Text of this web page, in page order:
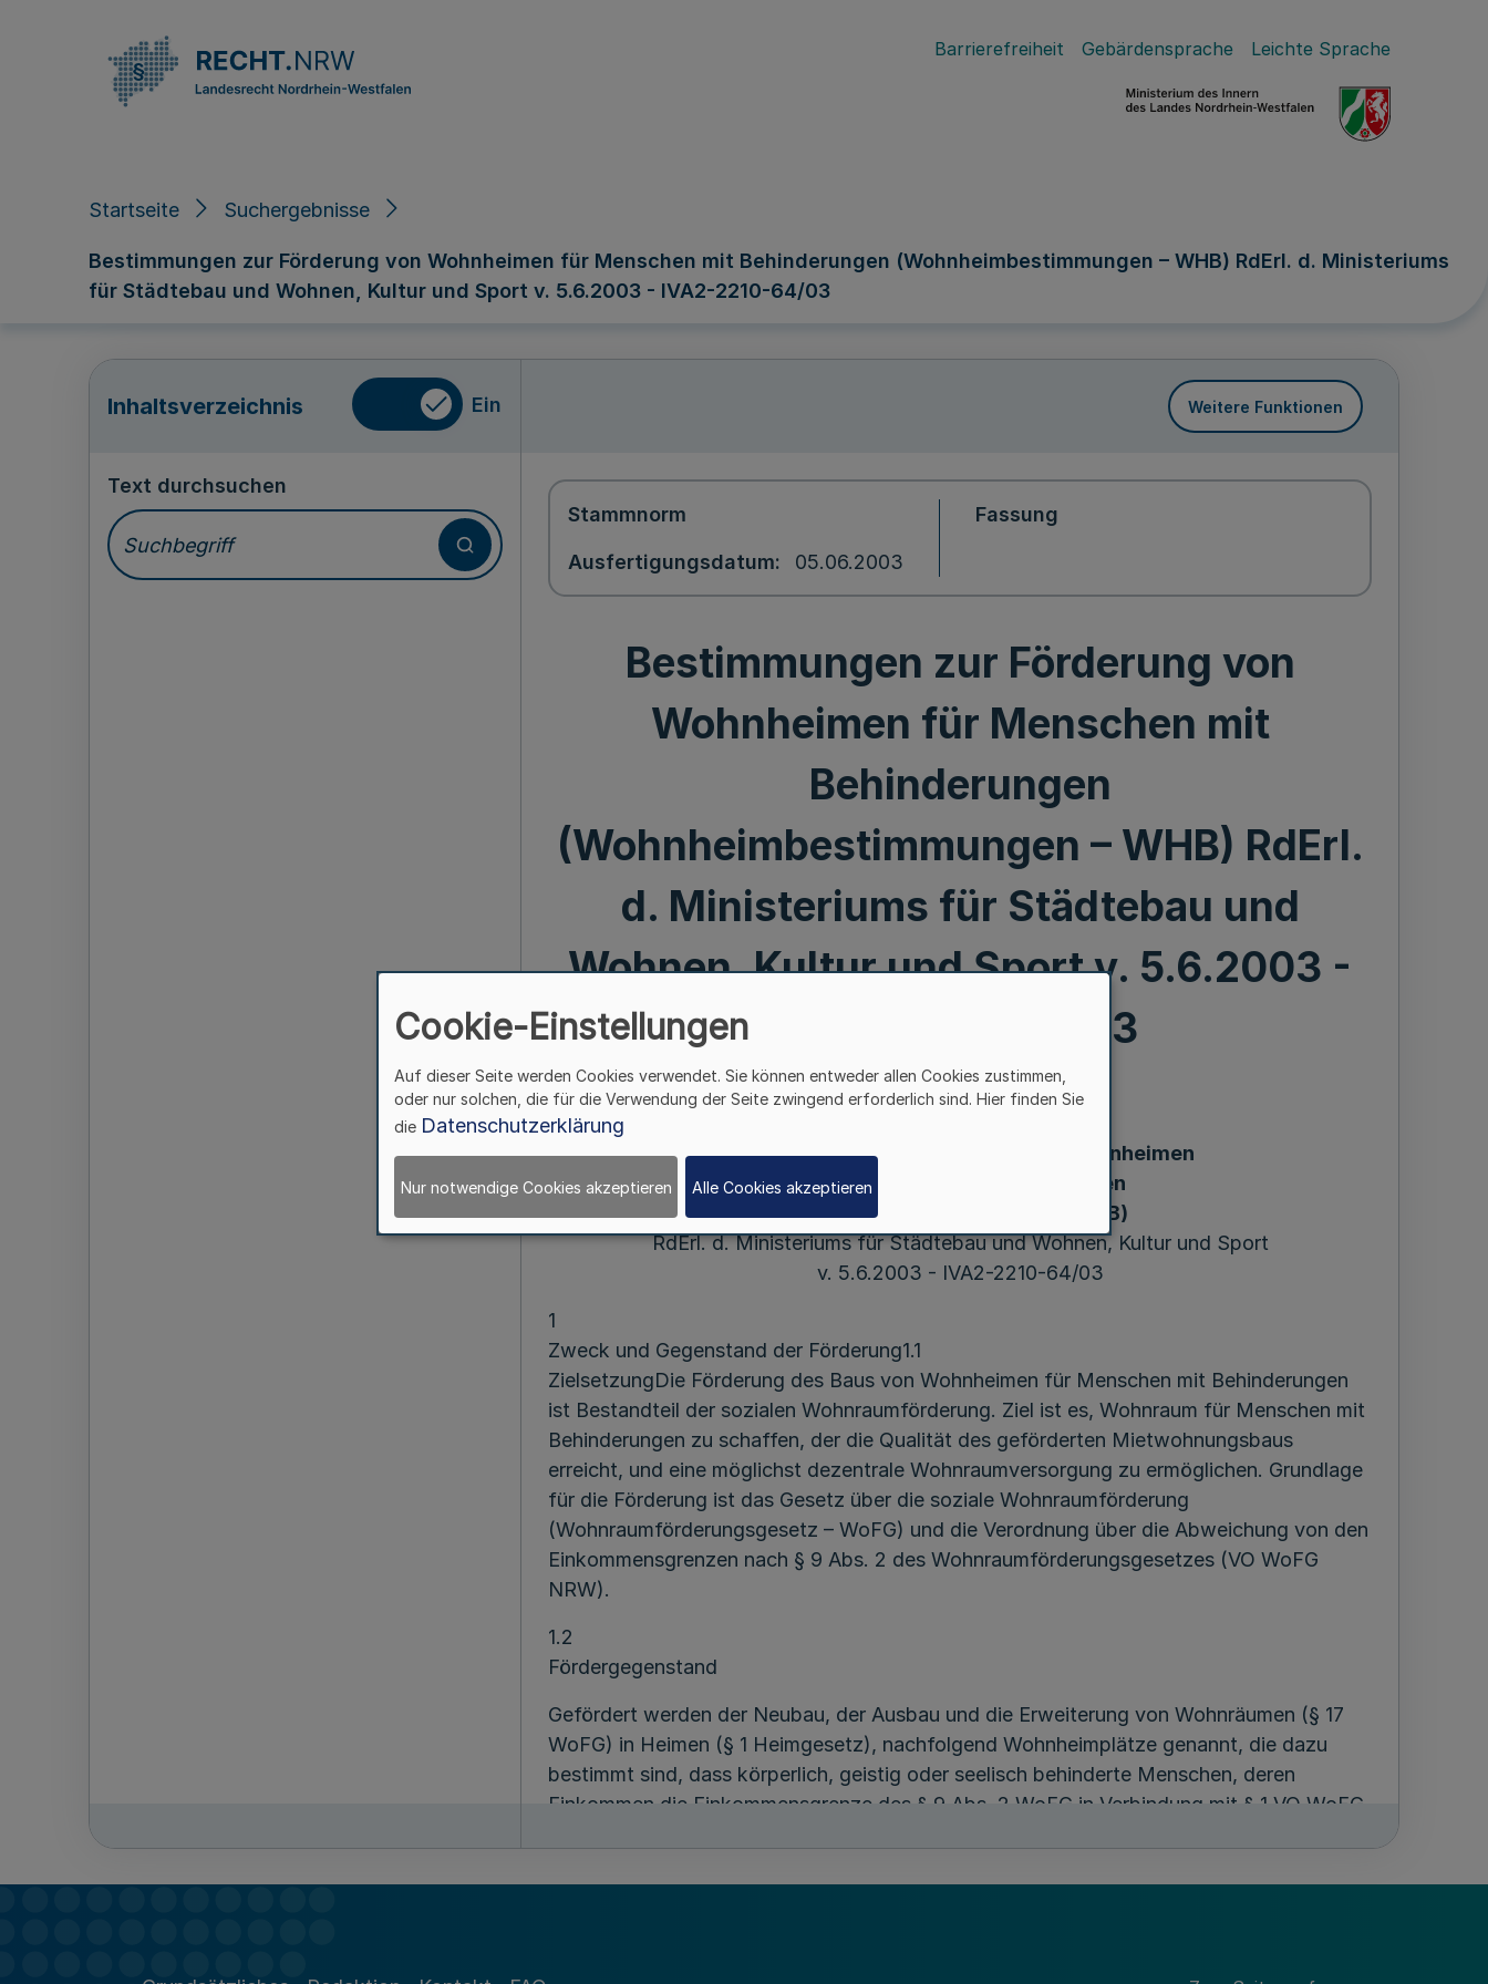
Barrierefreiheit Gebärdensprache Leichte Sprache
Startseite Suchergebnisse
Bestimmungen zur Förderung von Wohnheimen für Menschen mit Behinderungen (Wohnheimbestimmungen – WHB) RdErl. d. Ministeriums
für Städtebau und Wohnen, Kultur und Sport v. 5.6.2003 - IVA2-2210-64/03
Inhaltsverzeichnis Ein Weitere Funktionen
Text durchsuchen
Stammnorm
Ausfertigungsdatum 05.06.2003
Fassung
Bestimmungen zur Förderung von
Wohnheimen für Menschen mit
Behinderungen
(Wohnheimbestimmungen – WHB) RdErl.
d. Ministeriums für Städtebau und
Wohnen, Kultur und Sport v. 5.6.2003 -
IVA2-2210-64/03
Mehr
Bestimmungen zur Förderung von Wohnheimen
für Menschen mit Behinderungen
(Wohnheimbestimmungen – WHB)
RdErl. d. Ministeriums für Städtebau und Wohnen, Kultur und Sport
v. 5.6.2003 - IVA2-2210-64/03
1
Zweck und Gegenstand der Förderung1.1
ZielsetzungDie Förderung des Baus von Wohnheimen für Menschen mit Behinderungen
ist Bestandteil der sozialen Wohnraumförderung. Ziel ist es, Wohnraum für Menschen mit
Behinderungen zu schaffen, der die Qualität des geförderten Mietwohnungsbaus
erreicht, und eine möglichst dezentrale Wohnraumversorgung zu ermöglichen. Grundlage
für die Förderung ist das Gesetz über die soziale Wohnraumförderung
(Wohnraumförderungsgesetz – WoFG) und die Verordnung über die Abweichung von den
Einkommensgrenzen nach § 9 Abs. 2 des Wohnraumförderungsgesetzes (VO WoFG
NRW).
1.2
Fördergegenstand
Gefördert werden der Neubau, der Ausbau und die Erweiterung von Wohnräumen (§ 17
WoFG) in Heimen (§ 1 Heimgesetz), nachfolgend Wohnheimplätze genannt, die dazu
bestimmt sind, dass körperlich, geistig oder seelisch behinderte Menschen, deren
Einkommen die Einkommensgrenze des § 9 Abs. 2 WoFG in Verbindung mit § 1 VO WoFG
Cookie-Einstellungen
Auf dieser Seite werden Cookies verwendet. Sie können entweder allen Cookies zustimmen,
oder nur solchen, die für die Verwendung der Seite zwingend erforderlich sind. Hier finden Sie
die Datenschutzerklärung
Nur notwendige Cookies akzeptieren Alle Cookies akzeptieren